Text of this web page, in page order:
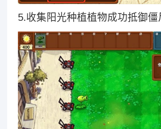
5.收集阳光种植植物成功抵御僵